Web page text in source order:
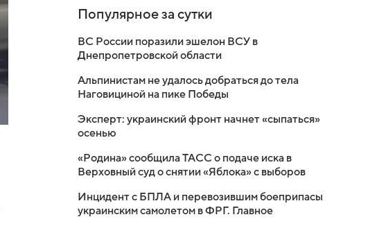
Популярное за сутки
ВС России поразили эшелон ВСУ в
Днепропетровской области
Альпинистам не удалось добраться до тела
Наговициной на пике Победы
Эксперт: украинский фронт начнет «сыпаться»
осенью
«Родина» сообщила ТАСС о подаче иска в
Верховный суд о снятии «Яблока» с выборов
Инцидент с БПЛА и перевозившим боеприпасы
украинским самолетом в ФРГ. Главное